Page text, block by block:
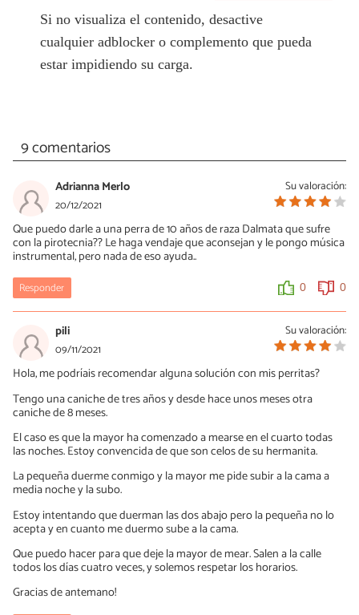
Si no visualiza el contenido, desactive
cualquier adblocker o complemento que pueda
estar impidiendo su carga.
9 comentarios
Su valoración:
Adrianna Merlo
20/12/2021
Que puedo darle a una perra de 10 años de raza Dalmata que sufre
con la pirotecnia?? Le haga vendaje que aconsejan y le pongo música
instrumental, pero nada de eso ayuda..
Responder 0 0
Su valoración:
pili
09/11/2021
Hola, me podríais recomendar alguna solución con mis perritas?
Tengo una caniche de tres años y desde hace unos meses otra
caniche de 8 meses.
El caso es que la mayor ha comenzado a mearse en el cuarto todas
las noches. Estoy convencida de que son celos de su hermanita.
La pequeña duerme conmigo y la mayor me pide subir a la cama a
media noche y la subo.
Estoy intentando que duerman las dos abajo pero la pequeña no lo
acepta y en cuanto me duermo sube a la cama.
Que puedo hacer para que deje la mayor de mear. Salen a la calle
todos los días cuatro veces, y solemos respetar los horarios.
Gracias de antemano!